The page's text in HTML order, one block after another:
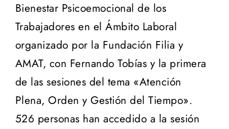
Bienestar Psicoemocional de los
Trabajadores en el Ámbito Laboral
organizado por la Fundación Filia y
AMAT, con Fernando Tobías y la primera
de las sesiones del tema «Atención
Plena, Orden y Gestión del Tiempo».
526 personas han accedido a la sesión